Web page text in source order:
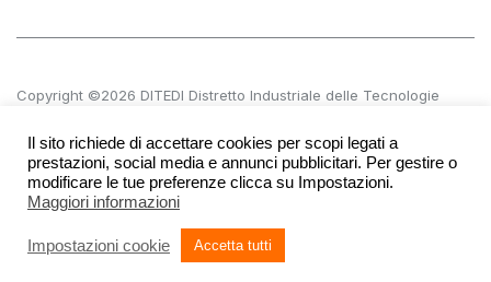
Copyright ©2026 DITEDI Distretto Industriale delle Tecnologie
P.IVA 02561380300 | REA UD 270601
Credits
Il sito richiede di accettare cookies per scopi legati a
prestazioni, social media e annunci pubblicitari. Per gestire o
modificare le tue preferenze clicca su Impostazioni.
Maggiori informazioni
Impostazioni cookie Accetta tutti